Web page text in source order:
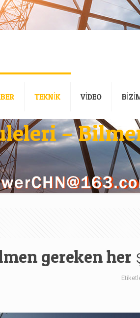
TEKNİK VİDEO
–
gereken her